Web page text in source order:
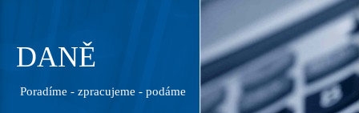
MZDY
Připravíme - zajistíme podání přehledů SP, ZP, FÚ